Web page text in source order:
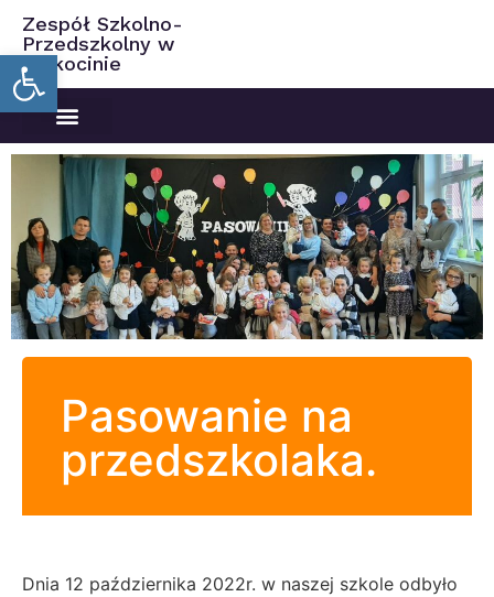
Open toolbar
Zespół Szkolno-
Przedszkolny w
Ciekocinie
Pasowanie na
przedszkolaka.
Dnia 12 października 2022r. w naszej szkole odbyło